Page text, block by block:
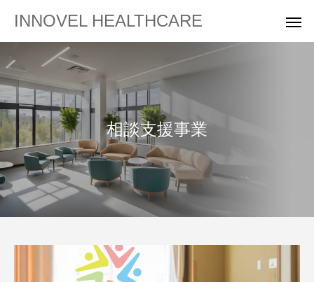
INNOVEL HEALTHCARE
相談支援事業